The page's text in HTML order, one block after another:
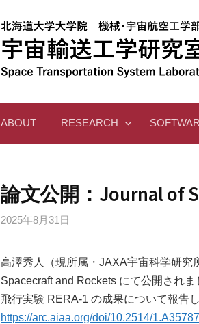
ABOUT RESEARCH
論文公開：Journal of
2025年8月31日
高澤秀人（現所属・JAXA宇宙科学研究
Spacecraft and Rockets にて公開され
飛行実験 RERA-1 の成果について報告
https://arc.aiaa.org/doi/10.2514/1.A35787